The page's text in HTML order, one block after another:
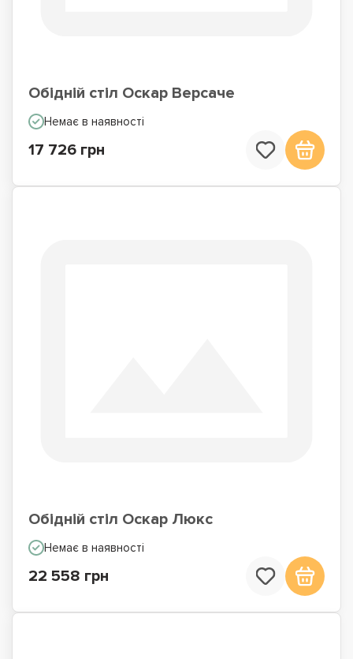
Обідній стіл Оскар Версаче
Немає в наявності
17 726 грн
Обідній стіл Оскар Люкс
Немає в наявності
22 558 грн